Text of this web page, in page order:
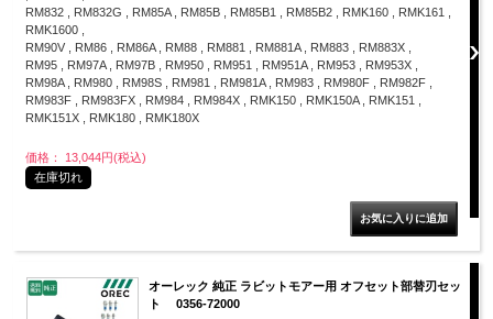
RM832 , RM832G , RM85A , RM85B , RM85B1 , RM85B2 , RMK160 , RMK161 ,
RMK1600 ,
RM90V , RM86 , RM86A , RM88 , RM881 , RM881A , RM883 , RM883X ,
RM95 , RM97A , RM97B , RM950 , RM951 , RM951A , RM953 , RM953X ,
RM98A , RM980 , RM98S , RM981 , RM981A , RM983 , RM980F , RM982F ,
RM983F , RM983FX , RM984 , RM984X , RMK150 , RMK150A , RMK151 ,
RMK151X , RMK180 , RMK180X
価格： 13,044円(税込)
在庫切れ
オーレック 純正 ラビットモアー用 オフセット部替刃セッ
ト 0356-72000